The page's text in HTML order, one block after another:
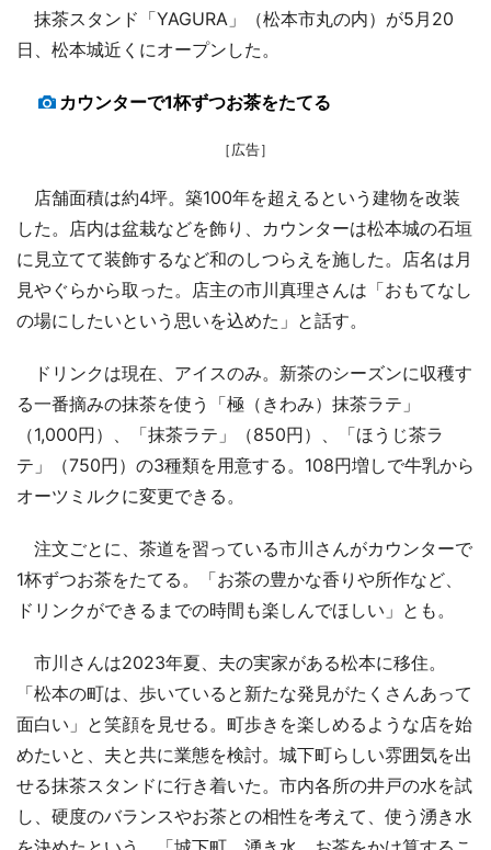
抹茶スタンド「YAGURA」（松本市丸の内）が5月20
日、松本城近くにオープンした。
カウンターで1杯ずつお茶をたてる
［広告］
店舗面積は約4坪。築100年を超えるという建物を改装
した。店内は盆栽などを飾り、カウンターは松本城の石垣
に見立てて装飾するなど和のしつらえを施した。店名は月
見やぐらから取った。店主の市川真理さんは「おもてなし
の場にしたいという思いを込めた」と話す。
ドリンクは現在、アイスのみ。新茶のシーズンに収穫す
る一番摘みの抹茶を使う「極（きわみ）抹茶ラテ」
（1,000円）、「抹茶ラテ」（850円）、「ほうじ茶ラ
テ」（750円）の3種類を用意する。108円増しで牛乳から
オーツミルクに変更できる。
注文ごとに、茶道を習っている市川さんがカウンターで
1杯ずつお茶をたてる。「お茶の豊かな香りや所作など、
ドリンクができるまでの時間も楽しんでほしい」とも。
市川さんは2023年夏、夫の実家がある松本に移住。
「松本の町は、歩いていると新たな発見がたくさんあって
面白い」と笑顔を見せる。町歩きを楽しめるような店を始
めたいと、夫と共に業態を検討。城下町らしい雰囲気を出
せる抹茶スタンドに行き着いた。市内各所の井戸の水を試
し、硬度のバランスやお茶との相性を考えて、使う湧き水